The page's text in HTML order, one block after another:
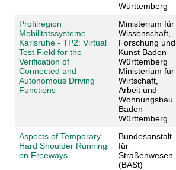
Württemberg
Profilregion
Mobilitätssysteme
Karlsruhe - TP2: Virtual
Test Field for the
Verification of
Connected and
Autonomous Driving
Functions
Ministerium für
Wissenschaft,
Forschung und
Kunst Baden-
Württemberg
Ministerium für
Wirtschaft,
Arbeit und
Wohnungsbau
Baden-
Württemberg
Aspects of Temporary
Hard Shoulder Running
on Freeways
Bundesanstalt
für
Straßenwesen
(BASt)